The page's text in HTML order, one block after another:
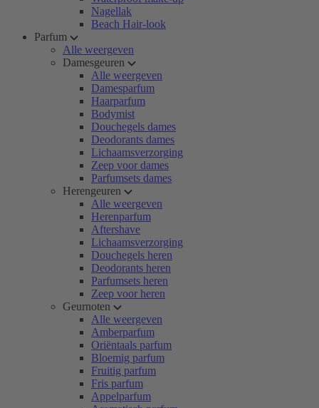
Nagellak
Beach Hair-look
Parfum
Alle weergeven
Damesgeuren
Alle weergeven
Damesparfum
Haarparfum
Bodymist
Douchegels dames
Deodorants dames
Lichaamsverzorging
Zeep voor dames
Parfumsets dames
Herengeuren
Alle weergeven
Herenparfum
Aftershave
Lichaamsverzorging
Douchegels heren
Deodorants heren
Parfumsets heren
Zeep voor heren
Geurnoten
Alle weergeven
Amberparfum
Oriëntaals parfum
Bloemig parfum
Fruitig parfum
Fris parfum
Appelparfum